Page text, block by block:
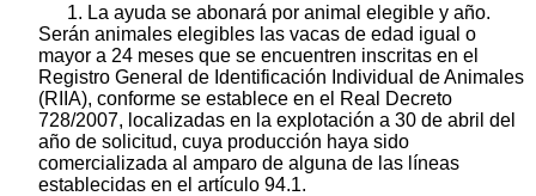
1. La ayuda se abonará por animal elegible y año.
Serán animales elegibles las vacas de edad igual o
mayor a 24 meses que se encuentren inscritas en el
Registro General de Identificación Individual de Animales
(RIIA), conforme se establece en el Real Decreto
728/2007, localizadas en la explotación a 30 de abril del
año de solicitud, cuya producción haya sido
comercializada al amparo de alguna de las líneas
establecidas en el artículo 94.1.